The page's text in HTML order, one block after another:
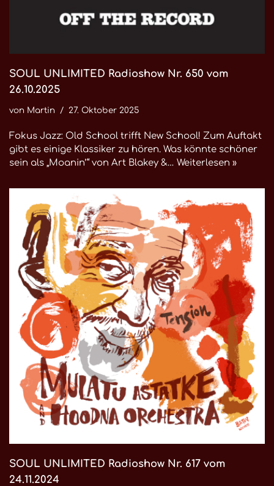
SOUL UNLIMITED Radioshow Nr. 650 vom
26.10.2025
von Martin 27. Oktober 2025
Fokus Jazz: Old School trifft New School! Zum Auftakt
gibt es einige Klassiker zu hören. Was könnte schöner
sein als „Moanin’“ von Art Blakey &… Weiterlesen »
SOUL UNLIMITED Radioshow Nr. 617 vom
24.11.2024